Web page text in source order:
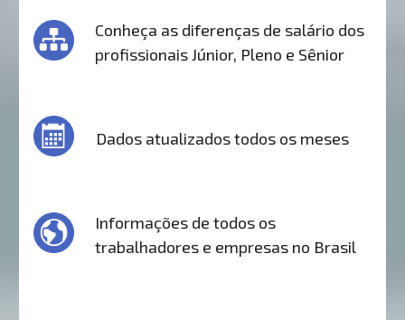
Conheça as diferenças de salário dos
profissionais Júnior, Pleno e Sênior
Dados atualizados todos os meses
Informações de todos os
trabalhadores e empresas no Brasil